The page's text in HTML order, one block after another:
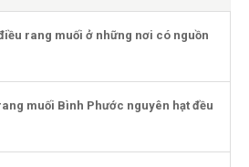
rang muối ở những nơi có nguồn
muối Bình Phước nguyên hạt đều